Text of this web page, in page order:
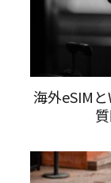
海外eSIM